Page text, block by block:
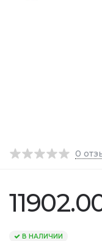
0
В НАЛИЧИИ